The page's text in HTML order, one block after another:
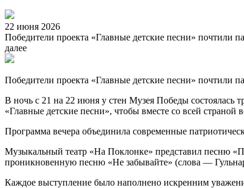
22 июня 2026
Победители проекта «Главные детские песни» почтили
далее
Победители проекта «Главные детские песни» почтили
В ночь с 21 на 22 июня у стен Музея Победы состоялась
«Главные детские песни», чтобы вместе со всей
Программа вечера объединила современные
Музыкальный театр «На Поклонке» представил песню
проникновенную песню «Не забывайте» (слова —
Каждое выступление было наполнено искренним